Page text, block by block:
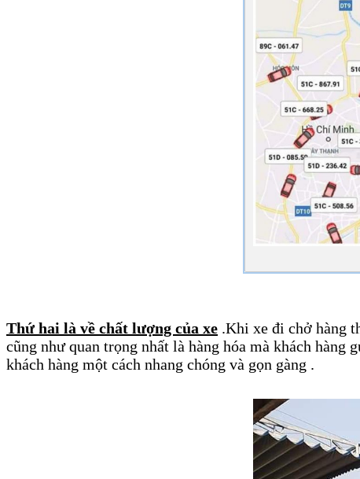
Thứ hai là về chất lượng của xe .Khi xe đi chở hàng
cũng như quan trọng nhất là hàng hóa mà khách hàng
khách hàng một cách nhang chóng và gọn gàng .